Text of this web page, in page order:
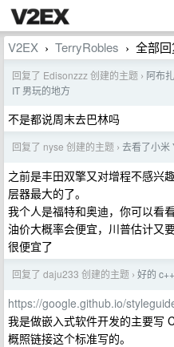
V2EX › TerryRobles › 全部回
回复了 Edisonzzz 创建的主题 › 阿布
IT 男玩的地方
不是都说周末去巴林吗
回复了 nyse 创建的主题 › 去看了小米
之前是丰田双擎又对增程不感兴
层器最大的了。
我个人是福特和奥迪，你可以看
油价大概率会便宜，川普估计又
很便宜了
回复了 daju233 创建的主题 › 好的
https://google.github.io/
我是做嵌入式软件开发的主要写
概照链接这个标准写的。